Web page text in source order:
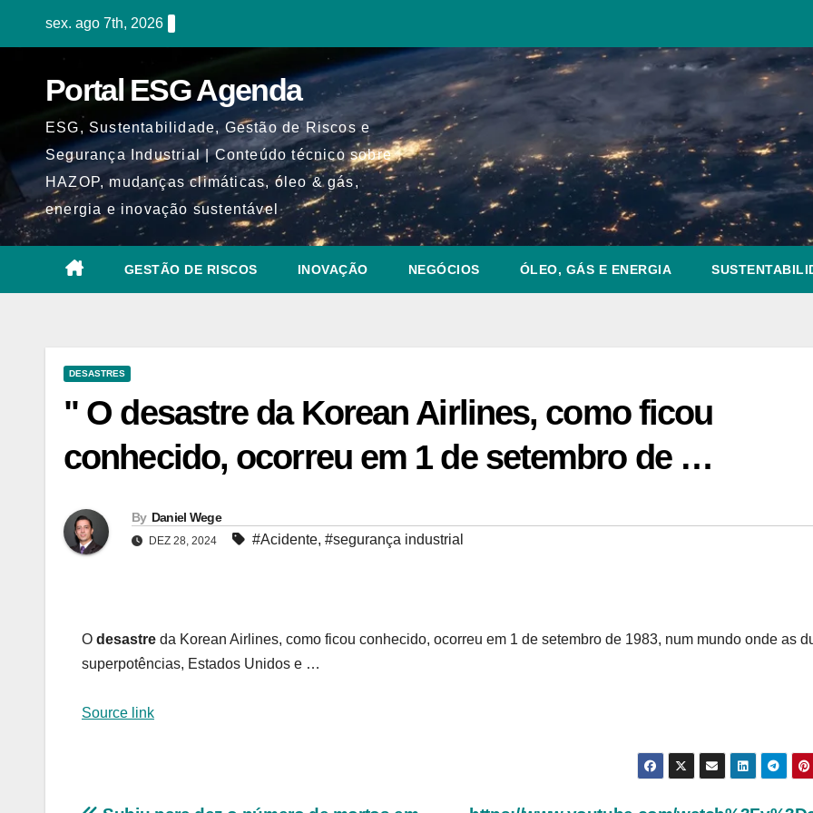
sex. ago 7th, 2026
Portal ESG Agenda
ESG, Sustentabilidade, Gestão de Riscos e
Segurança Industrial | Conteúdo técnico sobre
HAZOP, mudanças climáticas, óleo & gás,
energia e inovação sustentável
GESTÃO DE RISCOS INOVAÇÃO NEGÓCIOS ÓLEO, GÁS E ENERGIA
DESASTRES
" O desastre da Korean Airlines, como ficou
conhecido, ocorreu em 1 de setembro de …
By Daniel Wege
DEZ 28, 2024 #Acidente, #segurança industrial
O desastre da Korean Airlines, como ficou conhecido, ocorreu em 1 de setembro de 1983, num mundo onde as
superpotências, Estados Unidos e …
Source link